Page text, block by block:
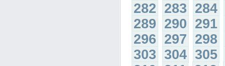
282 283 284
289 290 291
296 297 298
303 304 305